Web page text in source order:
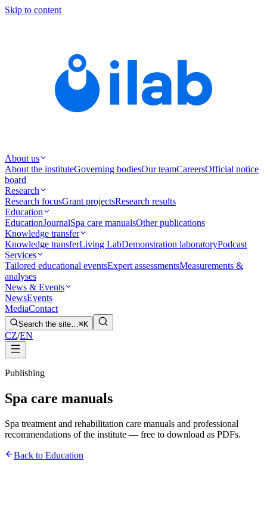
Skip to content
About us
About the instituteGoverning bodiesOur teamCareersOfficial notice
board
Research
Research focusGrant projectsResearch results
Education
EducationJournalSpa care manualsOther publications
Knowledge transfer
Knowledge transferLiving LabDemonstration laboratoryPodcast
Services
Tailored educational eventsExpert assessmentsMeasurements &
analyses
News & Events
NewsEvents
MediaContact
Search the site…⌘K
CZ/EN
Publishing
Spa care manuals
Spa treatment and rehabilitation care manuals and professional
recommendations of the institute — free to download as PDFs.
Back to Education